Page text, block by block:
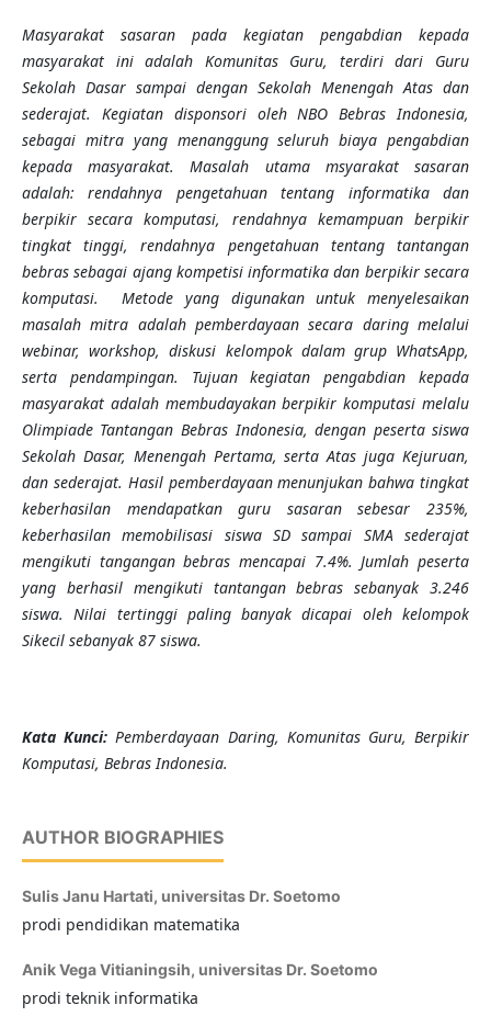
Masyarakat sasaran pada kegiatan pengabdian kepada
masyarakat ini adalah Komunitas Guru,
terdiri dari Guru
Sekolah Dasar sampai dengan Sekolah Menengah Atas dan
sederajat. Kegiatan disponsori oleh NBO Bebras Indonesia,
sebagai mitra yang menanggung seluruh biaya pengabdian
kepada masyarakat. Masalah utama msyarakat sasaran
adalah: rendahnya pengetahuan tentang informatika dan
berpikir secara komputasi, rendahnya kemampuan berpikir
tingkat tinggi, rendahnya pengetahuan tentang tantangan
bebras sebagai ajang kompetisi informatika dan berpikir secara
komputasi.
Metode yang digunakan untuk menyelesaikan
masalah mitra adalah pemberdayaan secara daring melalui
webinar, workshop,diskusi kelompokdalam grup WhatsApp,
serta pendampingan. Tujuankegiatan pengabdian kepada
masyarakatadalah membudayakan berpikir komputasi melalu
Olimpiade Tantangan Bebras Indonesia, dengan peserta siswa
Sekolah Dasar, Menengah Pertama, serta Atas juga Kejuruan,
dan sederajat. Hasil pemberdayaan menunjukan bahwa tingkat
keberhasilan mendapatkan guru sasaran sebesar
235%,
keberhasilan memobilisasi siswa SD sampai SMA sederajat
mengikuti tangangan bebras mencapai 7.4%.Jumlah peserta
yang berhasil mengikuti tantangan bebras sebanyak 3.246
siswa.Nilai tertinggi paling banyak dicapai olehkelompok
Sikecil sebanyak 87 siswa.
Kata Kunci: Pemberdayaan Daring, Komunitas Guru, Berpikir
Komputasi, Bebras Indonesia.
AUTHOR BIOGRAPHIES
Sulis Janu Hartati, universitas Dr. Soetomo
prodi pendidikan matematika
Anik Vega Vitianingsih, universitas Dr. Soetomo
prodi teknik informatika